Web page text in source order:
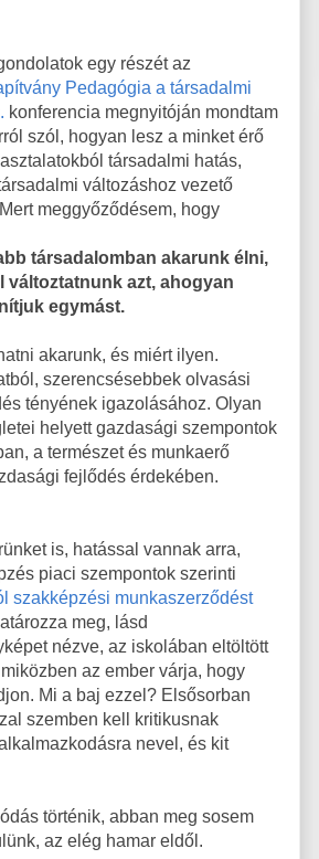
egy részét az
Pedagógia a társadalmi
konferencia megnyitóján mondtam
szól, hogyan lesz a minket érő
társadalmi hatás,
változáshoz vezető
meggyőződésem, hogy
társadalomban akarunk élni,
változtatnunk azt, ahogyan
egymást.
akarunk, és miért ilyen.
szerencsésebbek olvasási
tényének igazolásához. Olyan
helyett gazdasági szempontok
a természet és munkaerő
fejlődés érdekében.
is, hatással vannak arra,
piaci szempontok szerinti
szakképzési munkaszerződést
meg, lásd
nézve, az iskolában eltöltött
az ember várja, hogy
Mi a baj ezzel? Elsősorban
szemben kell kritikusnak
nevel, és kit
történik, abban meg sosem
az elég hamar eldől.